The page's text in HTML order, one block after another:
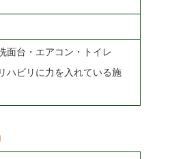
面台・エアコン・トイレ
ハビリに力を入れている施